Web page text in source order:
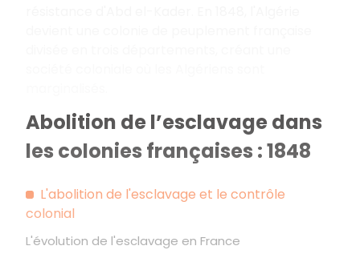
Abolition de l’esclavage dans
les colonies françaises : 1848
L'abolition de l'esclavage et le contrôle
colonial
L'évolution de l'esclavage en France